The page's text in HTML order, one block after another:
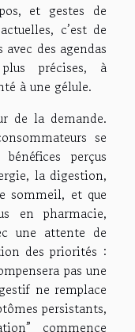
et gestes de
c’est de
des agendas
précises, à
à une gélule.
de la demande.
se
perçus
la digestion,
sommeil, et que
en pharmacie,
une attente de
des priorités :
pas une
ne remplace
persistants,
commence